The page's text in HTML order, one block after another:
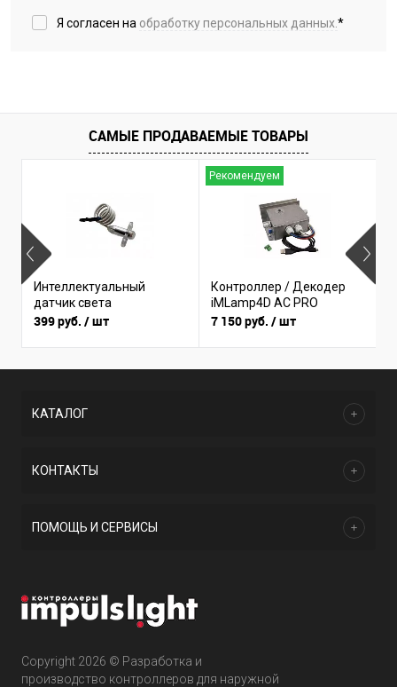
Я согласен на обработку персональных данных.*
САМЫЕ ПРОДАВАЕМЫЕ ТОВАРЫ
Интеллектуальный
датчик света
399 руб. / шт
Рекомендуем
Контроллер / Декодер
iMLamp4D AC PRO
7 150 руб. / шт
Copyright 2026 © Разработка и
производство контроллеров для наружной
КАТАЛОГ
КОНТАКТЫ
ПОМОЩЬ И СЕРВИСЫ